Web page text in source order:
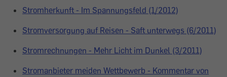
Stromherkunft - Im Spannungsfeld (1/2012)
Stromversorgung auf Reisen - Saft unterwegs (6/2011)
Stromrechnungen - Mehr Licht im Dunkel (3/2011)
Stromanbieter meiden Wettbewerb - Kommentar von